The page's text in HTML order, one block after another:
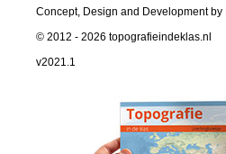
Concept, Design and Development by
© 2012 - 2026 topografieindeklas.nl
v2021.1